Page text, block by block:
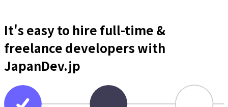
It's easy to hire full-time &
freelance developerswith
JapanDev.jp